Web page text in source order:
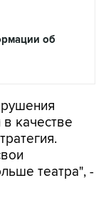
об
качестве
театра", -